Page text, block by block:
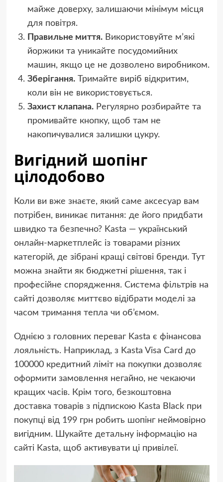
майже доверху, залишаючи мінімум місця
для повітря.
Правильне миття.Використовуйте м’які
йоржики та уникайте посудомийних
машин, якщо це не дозволено виробником.
Зберігання.Тримайте виріб відкритим,
коли він не використовується.
Захист клапана.Регулярно розбирайте та
промивайте кнопку, щоб там не
накопичувалися залишки цукру.
Вигідний шопінг
цілодобово
Коли ви вже знаєте, який саме аксесуар вам
потрібен, виникає питання: де його придбати
швидко та безпечно? Kasta — український
онлайн-маркетплейс із товарами різних
категорій, де зібрані кращі світові бренди. Тут
можна знайти як бюджетні рішення, так і
професійне спорядження. Система фільтрів на
сайті дозволяє миттєво відібрати моделі за
часом тримання тепла чи об’ємом.
Однією з головних переваг Kasta є фінансова
лояльність. Наприклад, з Kasta Visa Card до
100000 кредитний ліміт на покупки дозволяє
оформити замовлення негайно, не чекаючи
кращих часів. Крім того, безкоштовна
доставка товарів з підпискою Kasta Black при
покупці від 199 грн робить шопінг неймовірно
вигідним. Шукайте детальну інформацію на
сайті Kasta, щоб активувати ці привілеї.